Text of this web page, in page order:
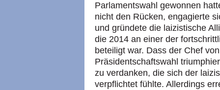
Parlamentswahl gewonnen
nicht den Rücken, engagierte
und gründete die laizistische
die 2014 an einer der
beteiligt war. Dass der Chef
Präsidentschaftswahl
zu verdanken, die sich der
verpflichtet fühlte. Allerdings